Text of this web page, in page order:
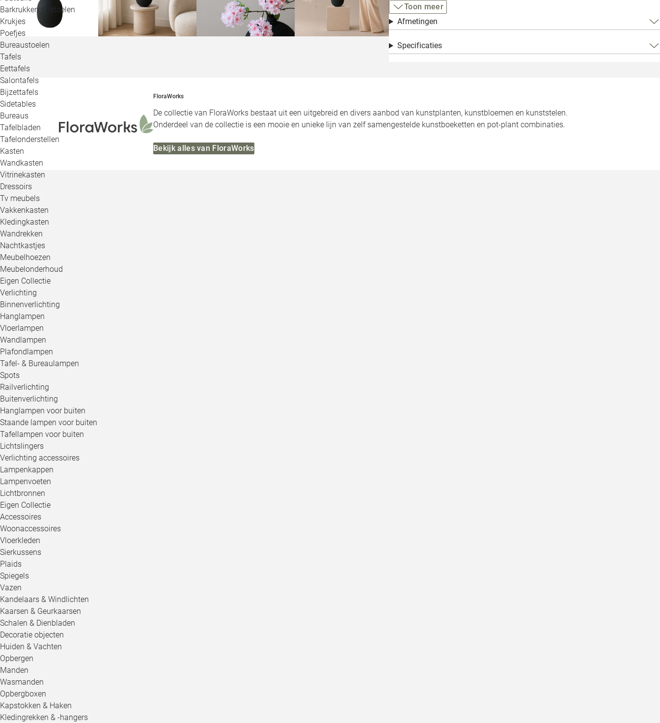
Barkrukken & -stoelen
Krukjes
Poefjes
Bureaustoelen
Tafels
Eettafels
Salontafels
Bijzettafels
Sidetables
Bureaus
Tafelbladen
Tafelonderstellen
Kasten
Wandkasten
Vitrinekasten
Dressoirs
Tv meubels
Vakkenkasten
Kledingkasten
Wandrekken
Nachtkastjes
Meubelhoezen
Meubelonderhoud
Eigen Collectie
Verlichting
Binnenverlichting
Hanglampen
Vloerlampen
Wandlampen
Plafondlampen
Tafel- & Bureaulampen
Spots
Railverlichting
Buitenverlichting
Hanglampen voor buiten
Staande lampen voor buiten
Tafellampen voor buiten
Lichtslingers
Verlichting accessoires
Lampenkappen
Lampenvoeten
Lichtbronnen
Eigen Collectie
Accessoires
Woonaccessoires
Vloerkleden
Sierkussens
Plaids
Spiegels
Vazen
Kandelaars & Windlichten
Kaarsen & Geurkaarsen
Schalen & Dienbladen
Decoratie objecten
Huiden & Vachten
Opbergen
Manden
Wasmanden
Opbergboxen
Kapstokken & Haken
Kledingrekken & -hangers
Loods 5
Toon meer
Afmetingen
Specificaties
FloraWorks
De collectie van FloraWorks bestaat uit een uitgebreid en divers aanbod van kunstplanten, kunstbloemen en kunststelen.
Onderdeel van de collectie is een mooie en unieke lijn van zelf samengestelde kunstboeketten en pot-plant combinaties.
Bekijk alles van FloraWorks